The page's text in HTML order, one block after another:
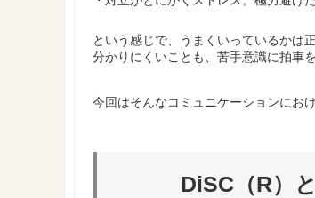
という感じで、うまくいっているか
分かりにくいことも、苦手意識に拍車
今回はそんなコミュニケーションにお
DiSC（R）